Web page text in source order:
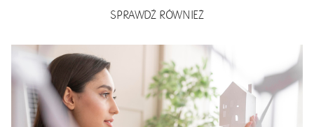
SPRAWDŹ RÓWNIEŻ